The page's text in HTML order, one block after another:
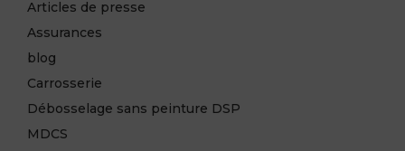
Articles de presse
Assurances
blog
Carrosserie
Débosselage sans peinture DSP
MDCS